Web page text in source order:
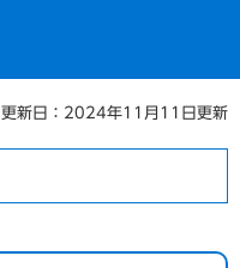
更新日：2024年11月11日更新